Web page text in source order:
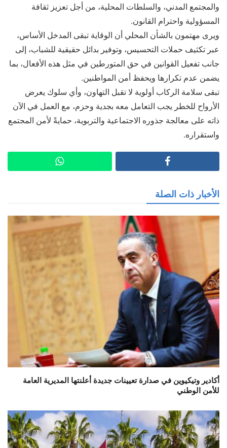
والمجتمع المدني، والسلطات المحلية، من أجل تعزيز ثقافة
المسؤولية واحترام القانون.
ويرى مهتمون بالشأن المحلي أن الوقاية تبقى المدخل الأساس،
عبر تكثيف حملات التحسيس، وتوفير بدائل حقيقية للشباب، إلى
جانب تفعيل القوانين في حق المتورطين في مثل هذه الأفعال، بما
يضمن عدم تكرارها ويحفظ أمن المواطنين.
تبقى سلامة الركاب أولوية لا تقبل التهاون، وأي سلوك يعرض
الأرواح للخطر يجب التعامل معه بجدية وحزم، مع العمل في الآن
ذاته على معالجة جذوره الاجتماعية والتربوية، حمايةً لأمن المجتمع
واستقراره.
الأخبار ذات الصلة
أكادير وتيكيوين في صدارة تعيينات جديدة أعلنتها المديرية العامة
للأمن الوطني